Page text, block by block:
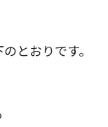
とおりです。